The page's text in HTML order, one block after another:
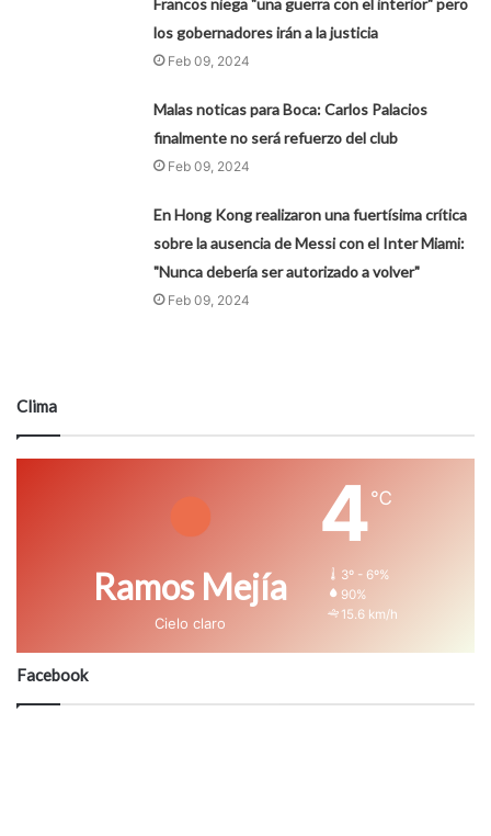
Francos niega "una guerra con el interior" pero
los gobernadores irán a la justicia
Feb 09, 2024
Malas noticas para Boca: Carlos Palacios
finalmente no será refuerzo del club
Feb 09, 2024
En Hong Kong realizaron una fuertísima crítica
sobre la ausencia de Messi con el Inter Miami:
"Nunca debería ser autorizado a volver"
Feb 09, 2024
Clima
Ramos Mejía
Cielo claro
4℃
3º - 6º%
90%
15.6 km/h
Facebook